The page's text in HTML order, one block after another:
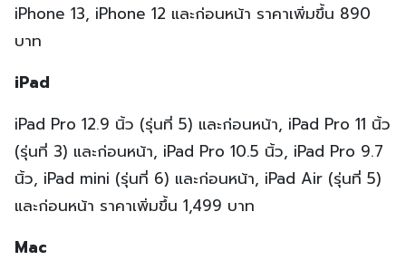
iPhone 13, iPhone 12 และก่อนหน้า ราคาเพิ่มขึ้น 890
บาท
iPad
iPad Pro 12.9 นิ้ว (รุ่นที่ 5) และก่อนหน้า, iPad Pro 11 นิ้ว
(รุ่นที่ 3) และก่อนหน้า, iPad Pro 10.5 นิ้ว, iPad Pro 9.7
นิ้ว, iPad mini (รุ่นที่ 6) และก่อนหน้า, iPad Air (รุ่นที่ 5)
และก่อนหน้า ราคาเพิ่มขึ้น 1,499 บาท
Mac